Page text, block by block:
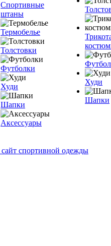
Спортивные
штаны
Термобелье
Толстовки
Футболки
Худи
Шапки
Аксессуары
Худи
Шапки